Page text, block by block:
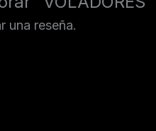
una reseña.